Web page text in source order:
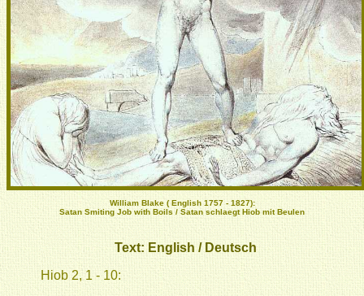
William Blake ( English 1757 - 1827):
Satan Smiting Job with Boils / Satan schlaegt Hiob mit Beulen
Text: English /Deutsch
Hiob 2, 1 - 10: